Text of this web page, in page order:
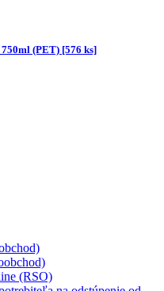
(PET) [576 ks]
(RSO)